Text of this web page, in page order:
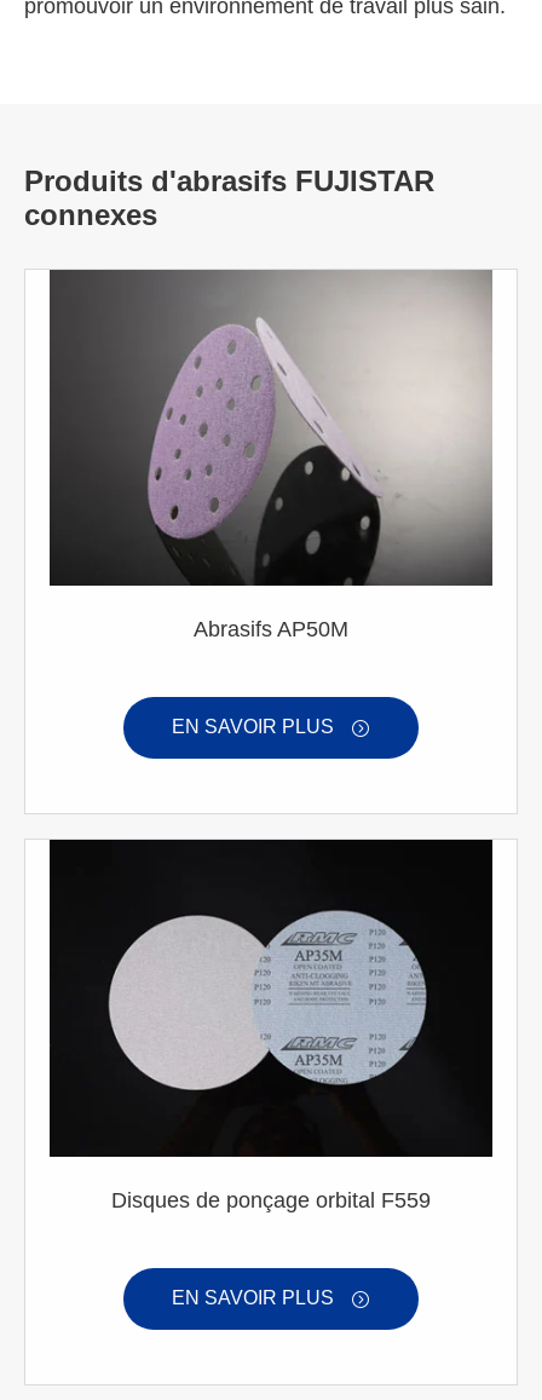
promouvoir un environnement de travail plus sain.
Produits d'abrasifs FUJISTAR
connexes
Abrasifs AP50M
EN SAVOIR PLUS 
Disques de ponçage orbital F559
EN SAVOIR PLUS 